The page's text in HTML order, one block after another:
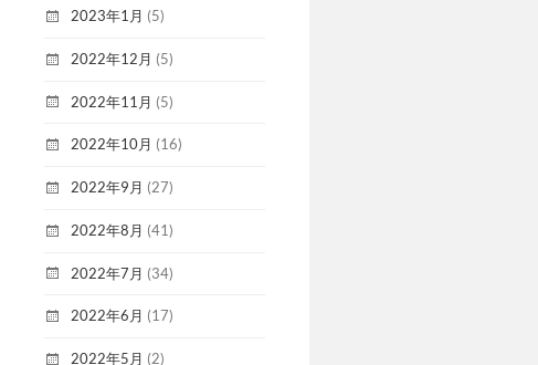
2023年1月 (5)
2022年12月 (5)
2022年11月 (5)
2022年10月 (16)
2022年9月 (27)
2022年8月 (41)
2022年7月 (34)
2022年6月 (17)
2022年5月 (2)